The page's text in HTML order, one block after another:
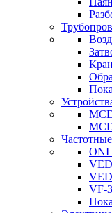
ONI
VF-